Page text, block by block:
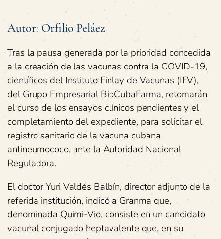
Autor: Orfilio Peláez
Tras la pausa generada por la prioridad concedida
a la creación de las vacunas contra la COVID-19,
científicos del Instituto Finlay de Vacunas (IFV),
del Grupo Empresarial BioCubaFarma, retomarán
el curso de los ensayos clínicos pendientes y el
completamiento del expediente, para solicitar el
registro sanitario de la vacuna cubana
antineumococo, ante la Autoridad Nacional
Reguladora.
El doctor Yuri Valdés Balbín, director adjunto de la
referida institución, indicó a Granma que,
denominada Quimi-Vio, consiste en un candidato
vacunal conjugado heptavalente que, en su